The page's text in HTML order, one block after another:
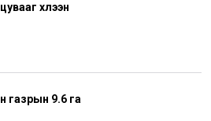
хүлээн
газрын 9.6 га